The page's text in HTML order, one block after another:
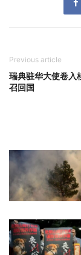
Previous article
瑞典驻华大使卷入
召回国